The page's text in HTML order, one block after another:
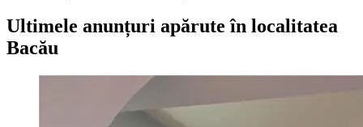
Ultimele anunțuri apărute în localitatea
Bacău